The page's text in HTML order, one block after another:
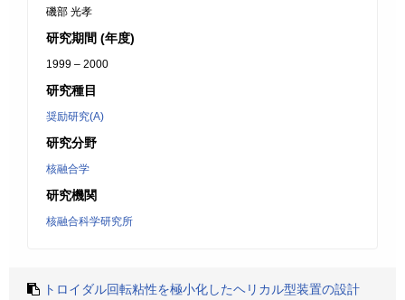
磯部 光孝
研究期間 (年度)
1999 – 2000
研究種目
奨励研究(A)
研究分野
核融合学
研究機関
核融合科学研究所
トロイダル回転粘性を極小化したヘリカル型装置の設計